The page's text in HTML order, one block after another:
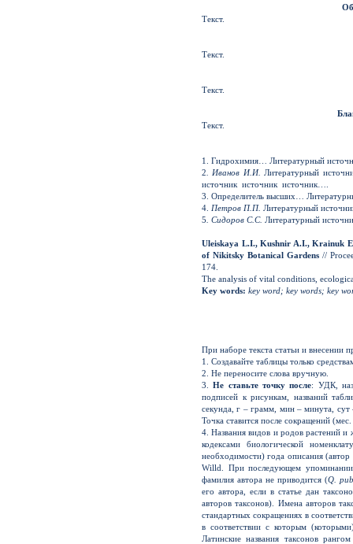
Текст.
Текст.
Текст.
Текст.
1. Гидрохимия… Литературный
2 . Иванов И.И. Литературный
источник источник источник….
3. Определитель высших…
4. Петров П.П. Литературный
5 . Сидоров С.С. Литературный
Uleiskaya L.I., Kushnir A.I., Krainuk
of Nikitsky Botanical Gardens //
174.
The analysis of vital conditions,
Key words: key word; key words; key
При наборе текста статьи и внесении
1. Создавайте таблицы только
2. Не переносите слова вручную.
3.
Не ставьте точку после: УДК,
подписей к рисункам, названий
секунда, г – грамм, мин – минута,
Точка ставится после сокращений
4. Названия видов и родов растений
кодексами биологической
необходимости) года описания
Willd. При последующем упоминании
фамилия автора не приводится (Q.
его автора, если в статье дан
авторов таксонов). Имена авторов
стандартных сокращениях в
в соответствии с которым
Латинские названия таксонов